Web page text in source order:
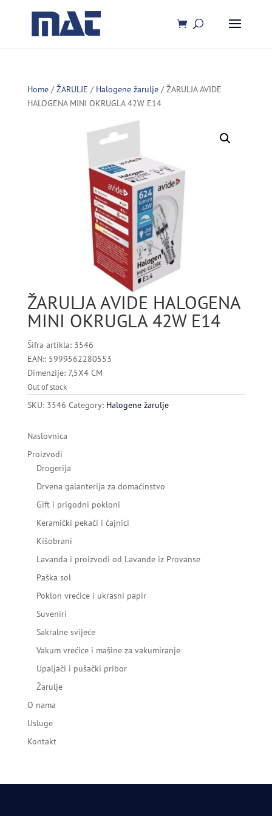
Home/ŽARULJE / Halogene žarulje/ ŽARULJA AVIDE
HALOGENA MINI OKRUGLA 42W E14
ŽARULJA AVIDE HALOGENA
MINI OKRUGLA 42W E14
Šifra artikla: 3546
EAN:: 5999562280553
Dimenzije: 7,5X4 CM
Out of stock
SKU: 3546 Category: Halogene žarulje
Naslovnica
Proizvodi
Drogerija
Drvena galanterija za domaćinstvo
Gift i prigodni pokloni
Keramički pekači i čajnici
Kišobrani
Lavanda i proizvodi od Lavande iz Provanse
Paška sol
Poklon vrećice i ukrasni papir
Suveniri
Sakralne svijeće
Vakum vrećice i mašine za vakumiranje
Upaljači i pušački pribor
Žarulje
O nama
Usluge
Kontakt